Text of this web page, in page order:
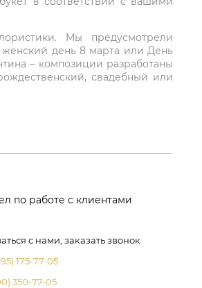
Мы предусмотрели
день 8 марта или День
– композиции разработаны
свадебный или
по работе с клиентами
с нами, заказать звонок
175-77-05
350-77-05